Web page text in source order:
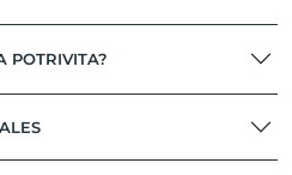
POTRIVITA?